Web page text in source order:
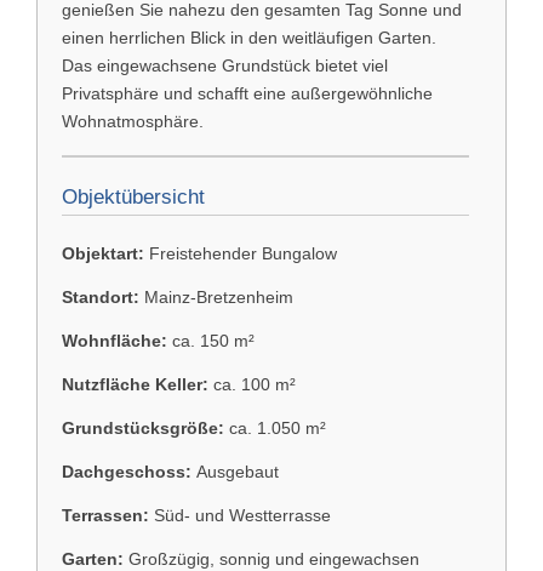
genießen Sie nahezu den gesamten Tag Sonne und
einen herrlichen Blick in den weitläufigen Garten.
Das eingewachsene Grundstück bietet viel
Privatsphäre und schafft eine außergewöhnliche
Wohnatmosphäre.
Objektübersicht
Objektart: Freistehender Bungalow
Standort: Mainz-Bretzenheim
Wohnfläche: ca. 150 m²
Nutzfläche Keller: ca. 100 m²
Grundstücksgröße: ca. 1.050 m²
Dachgeschoss: Ausgebaut
Terrassen: Süd- und Westterrasse
Garten: Großzügig, sonnig und eingewachsen